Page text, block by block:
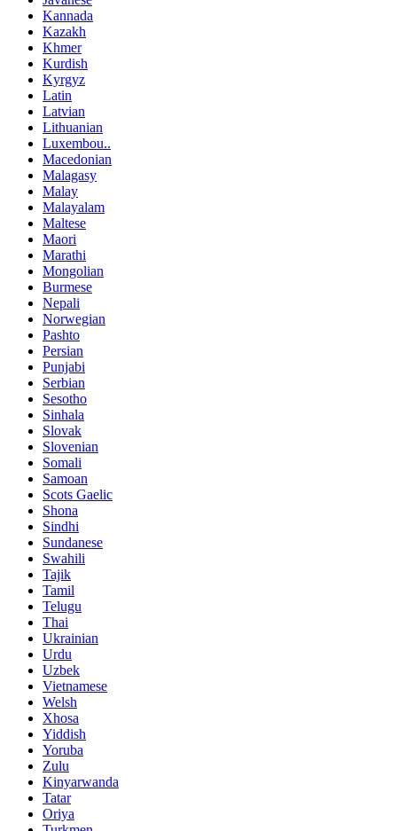
Kannada
Kazakh
Khmer
Kurdish
Kyrgyz
Latin
Latvian
Lithuanian
Luxembou..
Macedonian
Malagasy
Malay
Malayalam
Maltese
Maori
Marathi
Mongolian
Burmese
Nepali
Norwegian
Pashto
Persian
Punjabi
Serbian
Sesotho
Sinhala
Slovak
Slovenian
Somali
Samoan
Scots Gaelic
Shona
Sindhi
Sundanese
Swahili
Tajik
Tamil
Telugu
Thai
Ukrainian
Urdu
Uzbek
Vietnamese
Welsh
Xhosa
Yiddish
Yoruba
Zulu
Kinyarwanda
Tatar
Oriya